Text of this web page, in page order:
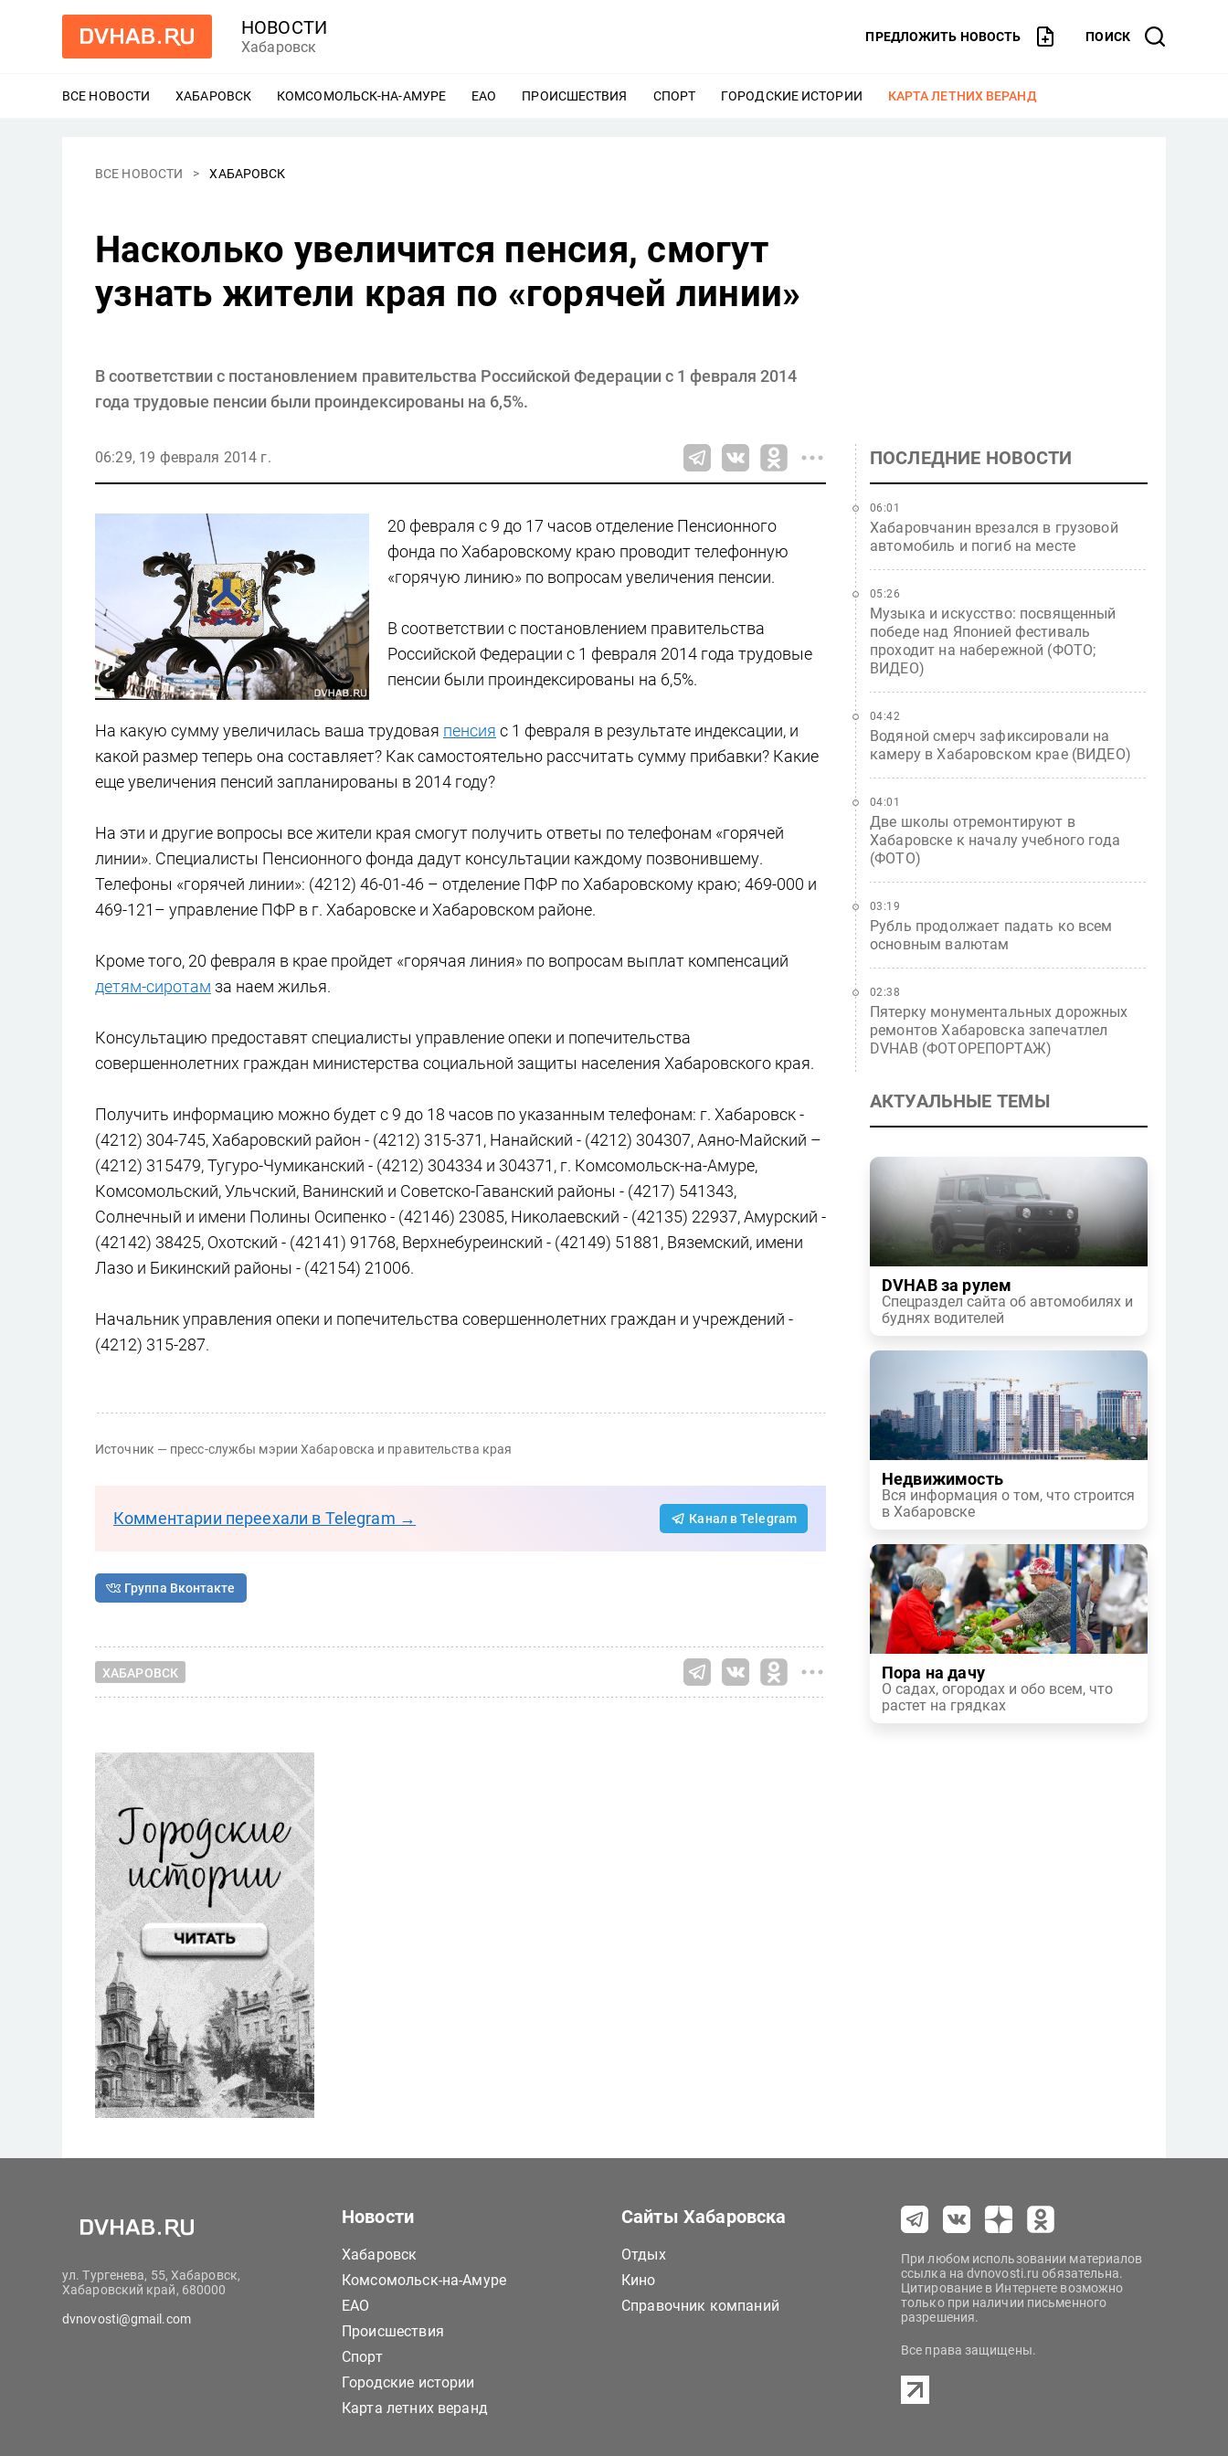
НОВОСТИ
Хабаровск
ПРЕДЛОЖИТЬ НОВОСТЬ ПОИСК
ВСЕ НОВОСТИ ХАБАРОВСК ЕЩЕ
КОМСОМОЛЬСК-НА-АМУРЕ ЕЩЕ
ЕАО ЕЩЕ
ПРОИСШЕСТВИЯ ЕЩЕ
СПОРТ ЕЩЕ
ГОРОДСКИЕ ИСТОРИИ ЕЩЕ
КАРТА ЛЕТНИХ ВЕРАНД
ВСЕ НОВОСТИ ХАБАРОВСК
Насколько увеличится пенсия, смогут
узнать жители края по «горячей линии»
В соответствии с постановлением правительства Российской Федерации с 1 февраля 2014
года трудовые пенсии были проиндексированы на 6,5%.
06:29, 19 февраля 2014 г.
20 февраля с 9 до 17 часов отделение Пенсионного
фонда по Хабаровскому краю проводит телефонную
«горячую линию» по вопросам увеличения пенсии.
В соответствии с постановлением правительства
Российской Федерации с 1 февраля 2014 года трудовые
пенсии были проиндексированы на 6,5%.
На какую сумму увеличилась ваша трудовая пенсия с 1 февраля в результате индексации, и
какой размер теперь она составляет? Как самостоятельно рассчитать сумму прибавки? Какие
еще увеличения пенсий запланированы в 2014 году?
На эти и другие вопросы все жители края смогут получить ответы по телефонам «горячей
линии». Специалисты Пенсионного фонда дадут консультации каждому позвонившему.
Телефоны «горячей линии»: (4212) 46-01-46 – отделение ПФР по Хабаровскому краю; 469-000 и
469-121– управление ПФР в г. Хабаровске и Хабаровском районе.
Кроме того, 20 февраля в крае пройдет «горячая линия» по вопросам выплат компенсаций
детям-сиротам за наем жилья.
Консультацию предоставят специалисты управление опеки и попечительства
совершеннолетних граждан министерства социальной защиты населения Хабаровского края.
Получить информацию можно будет с 9 до 18 часов по указанным телефонам: г. Хабаровск -
(4212) 304-745, Хабаровский район - (4212) 315-371, Нанайский - (4212) 304307, Аяно-Майский –
(4212) 315479, Тугуро-Чумиканский - (4212) 304334 и 304371, г. Комсомольск-на-Амуре,
Комсомольский, Ульчский, Ванинский и Советско-Гаванский районы - (4217) 541343,
Солнечный и имени Полины Осипенко - (42146) 23085, Николаевский - (42135) 22937, Амурский -
(42142) 38425, Охотский - (42141) 91768, Верхнебуреинский - (42149) 51881, Вяземский, имени
Лазо и Бикинский районы - (42154) 21006.
Начальник управления опеки и попечительства совершеннолетних граждан и учреждений -
(4212) 315-287.
Источник — пресс-службы мэрии Хабаровска и правительства края
Комментарии переехали в Telegram → Канал в Telegram
Группа Вконтакте
ХАБАРОВСК
ПОСЛЕДНИЕ НОВОСТИ
Хабаровчанин врезался в грузовой
автомобиль и погиб на месте
06:01
Музыка и искусство: посвященный
победе над Японией фестиваль
проходит на набережной (ФОТО;
ВИДЕО)
05:26
Водяной смерч зафиксировали на
камеру в Хабаровском крае (ВИДЕО)
04:42
Две школы отремонтируют в
Хабаровске к началу учебного года
(ФОТО)
04:01
Рубль продолжает падать ко всем
основным валютам
03:19
Пятерку монументальных дорожных
ремонтов Хабаровска запечатлел
DVHAB (ФОТОРЕПОРТАЖ)
02:38
АКТУАЛЬНЫЕ ТЕМЫ
DVHAB за рулем
Спецраздел сайта об автомобилях и
буднях водителей
Недвижимость
Вся информация о том, что строится
в Хабаровске
Пора на дачу
О садах, огородах и обо всем, что
растет на грядках
ул. Тургенева, 55, Хабаровск,
Хабаровский край, 680000
dvnovosti@gmail.com
Новости
Хабаровск
Комсомольск-на-Амуре
ЕАО
Происшествия
Спорт
Городские истории
Карта летних веранд
Сайты Хабаровска
Отдых
Кино
Справочник компаний
При любом использовании материалов
ссылка на dvnovosti.ru обязательна.
Цитирование в Интернете возможно
только при наличии письменного
разрешения.
Все права защищены.